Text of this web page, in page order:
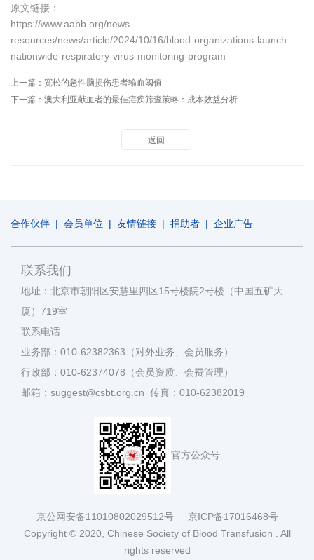
原文链接：
https://www.aabb.org/news-
resources/news/article/2024/10/16/blood-organizations-launch-
nationwide-respiratory-virus-monitoring-program
上一篇： 宽松的急性脑损伤患者输血阈值
下一篇： 澳大利亚献血者的最佳疟疾筛查策略：成本效益分析
返回
合作伙伴 | 会员单位 | 友情链接 | 捐助者 | 企业广告
联系我们
地址：北京市朝阳区安慧里四区15号楼院2号楼（中国五矿大
厦）719室
联系电话
业务部：010-62382363（对外业务、会员服务）
行政部：010-62374078（会员资质、会费管理）
邮箱：suggest@csbt.org.cn 传真：010-62382019
官方公众号
京公网安备11010802029512号 京ICP备17016468号
Copyright © 2020, Chinese Society of Blood Transfusion . All
rights reserved